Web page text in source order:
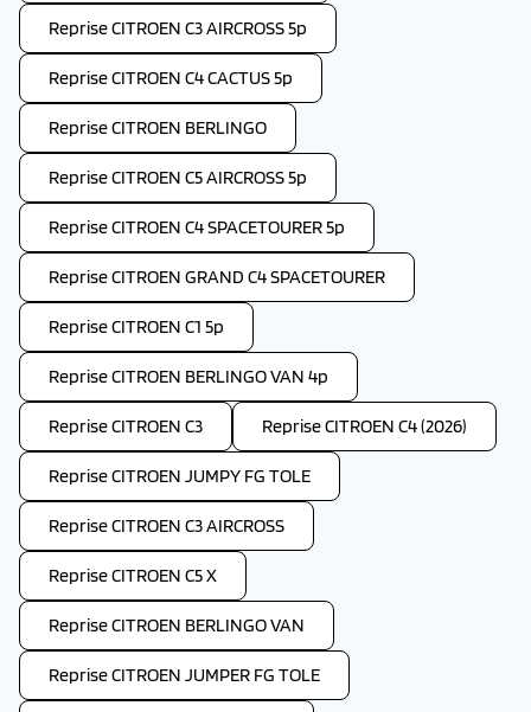
Reprise CITROEN C3 AIRCROSS 5p
Reprise CITROEN C4 CACTUS 5p
Reprise CITROEN BERLINGO
Reprise CITROEN C5 AIRCROSS 5p
Reprise CITROEN C4 SPACETOURER 5p
Reprise CITROEN GRAND C4 SPACETOURER
Reprise CITROEN C1 5p
Reprise CITROEN BERLINGO VAN 4p
Reprise CITROEN C3 Reprise CITROEN C4 (2026)
Reprise CITROEN JUMPY FG TOLE
Reprise CITROEN C3 AIRCROSS
Reprise CITROEN C5 X
Reprise CITROEN BERLINGO VAN
Reprise CITROEN JUMPER FG TOLE